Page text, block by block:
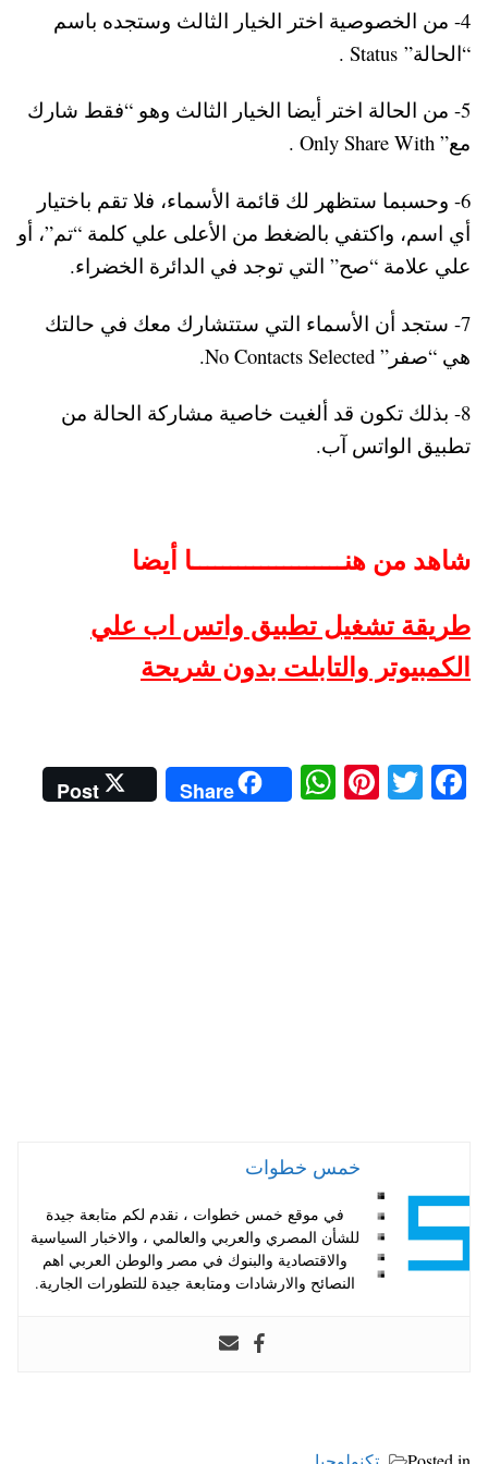
4- من الخصوصية اختر الخيار الثالث وستجده باسم
“الحالة” Status .
5- من الحالة اختر أيضا الخيار الثالث وهو “فقط شارك
مع” Only Share With .
6- وحسبما ستظهر لك قائمة الأسماء، فلا تقم باختيار
أي اسم، واكتفي بالضغط من الأعلى علي كلمة “تم”، أو
علي علامة “صح” التي توجد في الدائرة الخضراء.
7- ستجد أن الأسماء التي ستتشارك معك في حالتك
هي “صفر” No Contacts Selected.
8- بذلك تكون قد ألغيت خاصية مشاركة الحالة من
تطبيق الواتس آب.
شاهد من هنــــــــــــــــــــا أيضا
طريقة تشغيل تطبيق واتس اب علي
الكمبيوتر والتابلت بدون شريحة
Fa
T
Pi
W
ha
Share
Post
خمس خطوات
في موقع خمس خطوات ، نقدم لكم متابعة جيدة
للشأن المصري والعربي والعالمي ، والاخبار السياسية
والاقتصادية والبنوك في مصر والوطن العربي اهم
النصائح والارشادات ومتابعة جيدة للتطورات الجارية.